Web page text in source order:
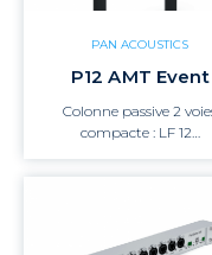
PAN ACOUSTICS
P12 AMT Event
Colonne passive 2
compacte : LF 12…